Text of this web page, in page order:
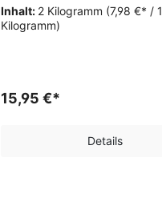
Inhalt: 2 Kilogramm (7,98 €* / 1
Kilogramm)
15,95 €*
Details